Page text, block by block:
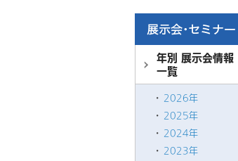
年別 展示会情報
一覧
2026年
2025年
2024年
2023年